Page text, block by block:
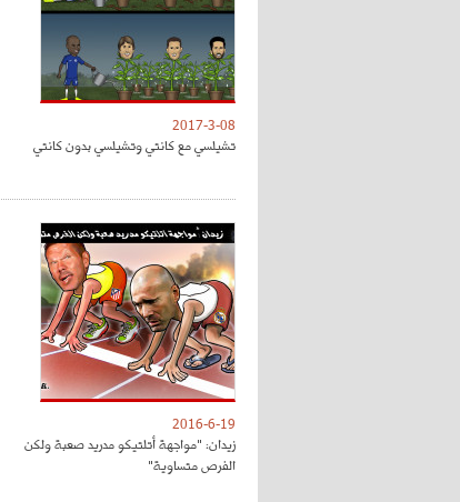
2017-3-08
تشيلسي مع كانتي وتشيلسي بدون كانتي
2016-6-19
زيدان: "مواجهة أتلتيكو مدريد صعبة ولكن
الفرص متساوية"